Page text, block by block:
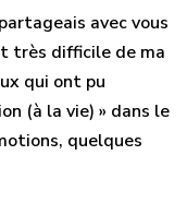
avec vous
très difficile de ma
qui ont pu
(à la vie) » dans le
quelques